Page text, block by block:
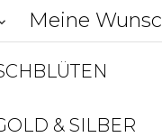
Meine
& SILBER